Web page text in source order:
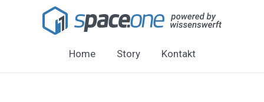
Home Story Kontakt